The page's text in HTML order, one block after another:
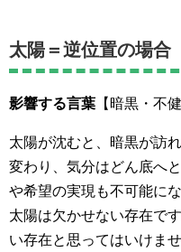
太陽＝逆位置の場合
影響する言葉 【暗黒・不
太陽が沈むと、暗黒が訪
変わり、気分はどん底へ
や希望の実現も不可能にな
太陽は欠かせない存在で
い存在と思ってはいけま